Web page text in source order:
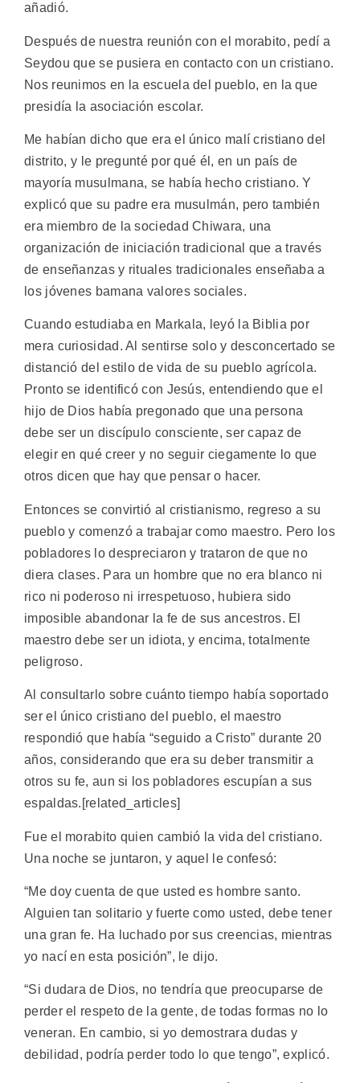
añadió.
Después de nuestra reunión con el morabito, pedí a
Seydou que se pusiera en contacto con un cristiano.
Nos reunimos en la escuela del pueblo, en la que
presidía la asociación escolar.
Me habían dicho que era el único malí cristiano del
distrito, y le pregunté por qué él, en un país de
mayoría musulmana, se había hecho cristiano. Y
explicó que su padre era musulmán, pero también
era miembro de la sociedad Chiwara, una
organización de iniciación tradicional que a través
de enseñanzas y rituales tradicionales enseñaba a
los jóvenes bamana valores sociales.
Cuando estudiaba en Markala, leyó la Biblia por
mera curiosidad. Al sentirse solo y desconcertado se
distanció del estilo de vida de su pueblo agrícola.
Pronto se identificó con Jesús, entendiendo que el
hijo de Dios había pregonado que una persona
debe ser un discípulo consciente, ser capaz de
elegir en qué creer y no seguir ciegamente lo que
otros dicen que hay que pensar o hacer.
Entonces se convirtió al cristianismo, regreso a su
pueblo y comenzó a trabajar como maestro. Pero los
pobladores lo despreciaron y trataron de que no
diera clases. Para un hombre que no era blanco ni
rico ni poderoso ni irrespetuoso, hubiera sido
imposible abandonar la fe de sus ancestros. El
maestro debe ser un idiota, y encima, totalmente
peligroso.
Al consultarlo sobre cuánto tiempo había soportado
ser el único cristiano del pueblo, el maestro
respondió que había “seguido a Cristo” durante 20
años, considerando que era su deber transmitir a
otros su fe, aun si los pobladores escupían a sus
espaldas.[related_articles]
Fue el morabito quien cambió la vida del cristiano.
Una noche se juntaron, y aquel le confesó:
“Me doy cuenta de que usted es hombre santo.
Alguien tan solitario y fuerte como usted, debe tener
una gran fe. Ha luchado por sus creencias, mientras
yo nací en esta posición”, le dijo.
“Si dudara de Dios, no tendría que preocuparse de
perder el respeto de la gente, de todas formas no lo
veneran. En cambio, si yo demostrara dudas y
debilidad, podría perder todo lo que tengo”, explicó.